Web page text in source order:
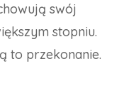
swój
stopniu.
to przekonanie.